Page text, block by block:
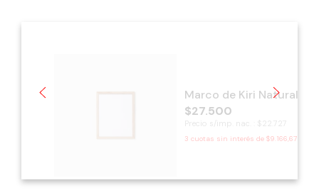
$27.500
Precio s/imp. nac. : $22.727
cuotas sin interés de